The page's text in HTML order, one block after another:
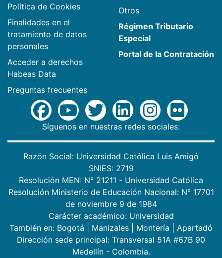
Política de Cookies
Finalidades en el
tratamiento de datos
personales
Acceder a derechos
Habeas Data
Preguntas frecuentes
Otros
Régimen Tributario
Especial
Portal de la Contratación
Síguenos en nuestras redes sociales:
Razón Social: Universidad Católica Luis Amigó
SNIES: 2719
Resolución MEN: N° 21211 - Universidad Católica
Resolución Ministerio de Educación Nacional: N° 17701
de noviembre 9 de 1984
Carácter académico: Universidad
También en: Bogotá Manizales Montería
Apartadó
Dirección sede principal: Transversal 51A #67B 90
Medellín - Colombia.